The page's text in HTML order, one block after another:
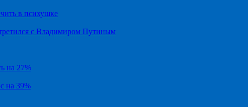
в психушке
с Владимиром Путиным
на 27%
на 39%